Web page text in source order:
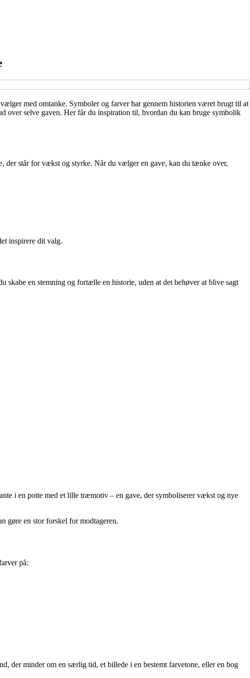
med omtanke. Symboler og farver har gennem historien været brugt til at
over selve gaven. Her får du inspiration til, hvordan du kan bruge symbolik
der står for vækst og styrke. Når du vælger en gave, kan du tænke over,
inspirere dit valg.
skabe en stemning og fortælle en historie, uden at det behøver at blive sagt
i en potte med et lille træmotiv – en gave, der symboliserer vækst og nye
gøre en stor forskel for modtageren.
på:
der minder om en særlig tid, et billede i en bestemt farvetone, eller en bog